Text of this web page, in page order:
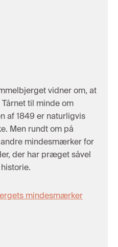
vidner om, at
til minde om
af 1849 er naturligvis
Men rundt om på
mindesmærker for
der har præget såvel
mindesmærker